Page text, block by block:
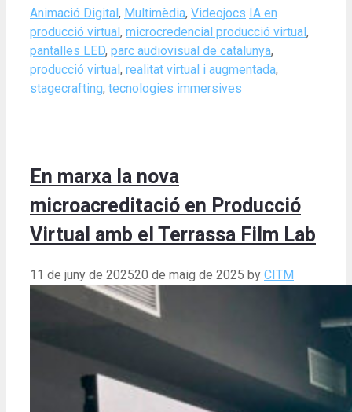
Categories
Animació Digital , Multimèdia, Videojocs Tags
IA en
producció virtual , microcredencial producció virtual ,
pantalles LED, parc audiovisual de catalunya,
producció virtual , realitat virtual i augmentada,
stagecrafting, tecnologies immersives
En marxa la nova
microacreditació en Producció
Virtual amb el Terrassa Film Lab
11 de juny de 202520 de maig de 2025 by CITM